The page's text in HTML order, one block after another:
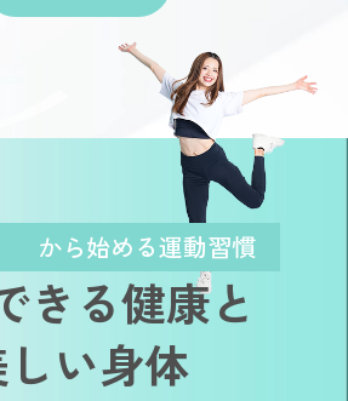
から始める運動習慣
きる健康と
い身体